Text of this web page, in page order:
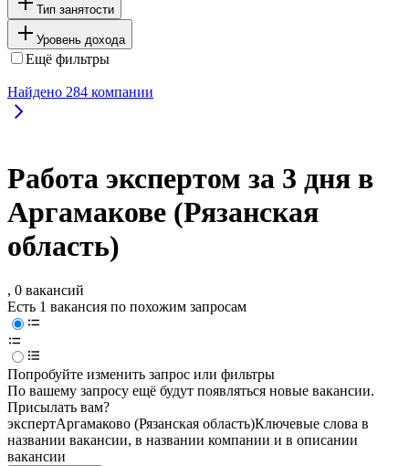
Тип занятости
Уровень дохода
Ещё фильтры
Найдено 284 компании
Работа экспертом за 3 дня в
Аргамакове (Рязанская
область)
, 0 вакансий
Есть 1 вакансия по похожим запросам
Попробуйте изменить запрос или фильтры
По вашему запросу ещё будут появляться новые вакансии.
Присылать вам?
экспертАргамаково (Рязанская область)Ключевые слова в
названии вакансии, в названии компании и в описании
вакансии